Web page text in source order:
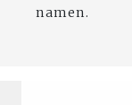
namen.